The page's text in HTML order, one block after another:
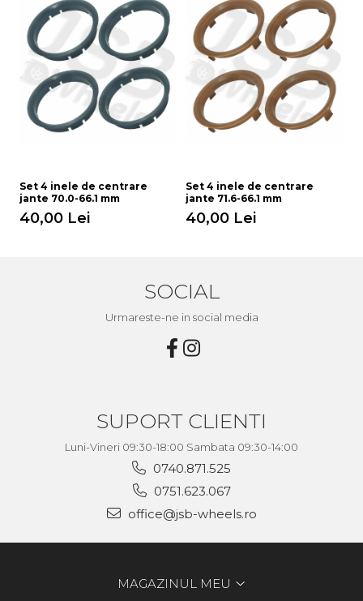
Set 4 inele de centrare
jante 70.0-66.1 mm
40,00 Lei
Set 4 inele de centrare
jante 71.6-66.1 mm
40,00 Lei
SOCIAL
Urmareste-ne in social media
SUPORT CLIENTI
Luni-Vineri 09:30-18:00 Sambata 09:30-14:00
0740.871.525
0751.623.067
office@jsb-wheels.ro
MAGAZINUL MEU